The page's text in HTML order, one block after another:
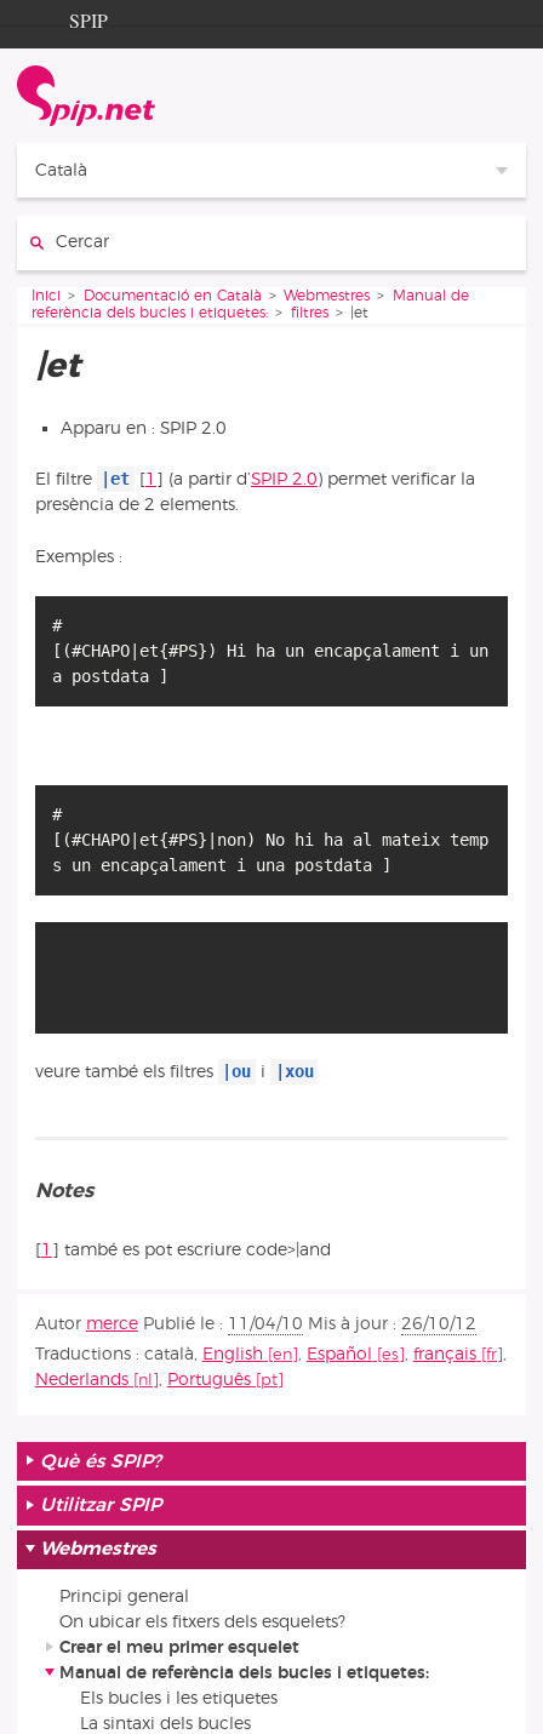
Aller au contenu
Aller à la navigation
SPIP
Documentation
Contribution
Català
Vous êtes ici :
Inici Documentació en Català Webmestres
Manual de
referència dels bucles i etiquetes:
filtres |et
|et
Apparu en : SPIP 2.0
El filtre |et [1 ] (a partir d’SPIP 2.0) permet verificar la
presència de 2 elements.
Exemples :
#
[(#CHAPO|et{#PS}) Hi ha un encapçalament i un
a postdata ]
#
[(#CHAPO|et{#PS}|non) No hi ha al mateix temp
s un encapçalament i una postdata ]
veure també els filtres |ou i |xou
Notes
[1 ] també es pot escriure code>|and
Autor merce Publié le : 11/04/10 Mis à jour : 26/10/12
Traductions : català, English , Español , français
,
Nederlands
, Português
Què és SPIP?
Utilitzar SPIP
Webmestres
Principi general
On ubicar els fitxers dels esquelets?
Crear el meu primer esquelet
Manual de referència dels bucles i etiquetes:
Els bucles i les etiquetes
La sintaxi dels bucles